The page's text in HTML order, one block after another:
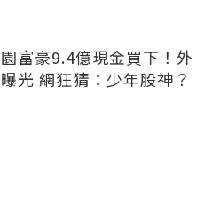
富豪9.4億現金買下！外
光 網狂猜：少年股神？